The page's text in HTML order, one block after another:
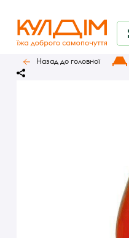
Назад до головної